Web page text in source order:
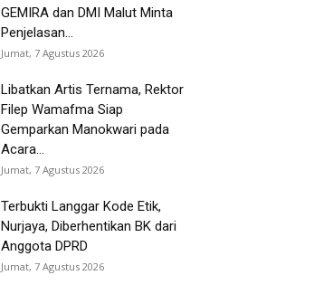
GEMIRA dan DMI Malut Minta
Penjelasan...
Jumat, 7 Agustus 2026
Libatkan Artis Ternama, Rektor
Filep Wamafma Siap
Gemparkan Manokwari pada
Acara...
Jumat, 7 Agustus 2026
Terbukti Langgar Kode Etik,
Nurjaya, Diberhentikan BK dari
Anggota DPRD
Jumat, 7 Agustus 2026